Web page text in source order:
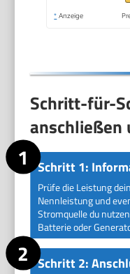
* Anzeige
Schritt-für-
anschließen
Schritt 1:
Prüfe die Leistung
Nennleistung und
Stromquelle du
Batterie oder
Schritt 2: